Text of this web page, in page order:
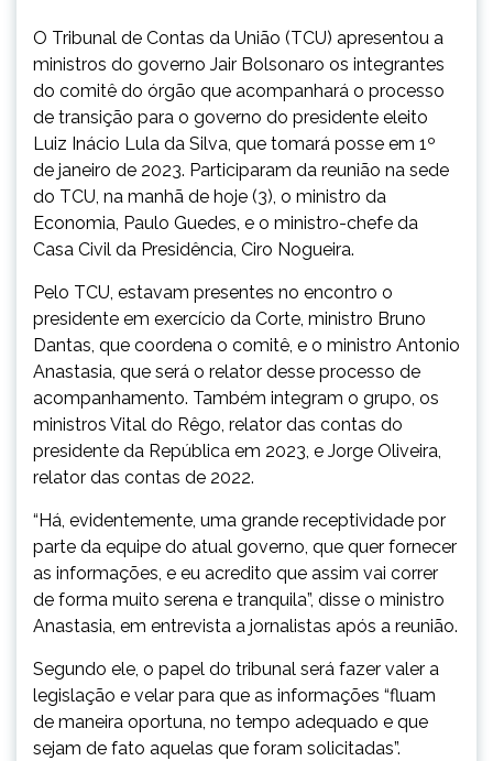
O Tribunal de Contas da União (TCU) apresentou a
ministros do governo Jair Bolsonaro os integrantes
do comitê do órgão que acompanhará o processo
de transição para o governo do presidente eleito
Luiz Inácio Lula da Silva, que tomará posse em 1º
de janeiro de 2023. Participaram da reunião na sede
do TCU, na manhã de hoje (3), o ministro da
Economia, Paulo Guedes, e o ministro-chefe da
Casa Civil da Presidência, Ciro Nogueira.
Pelo TCU, estavam presentes no encontro o
presidente em exercício da Corte, ministro Bruno
Dantas, que coordena o comitê, e o ministro Antonio
Anastasia, que será o relator desse processo de
acompanhamento. Também integram o grupo, os
ministros Vital do Rêgo, relator das contas do
presidente da República em 2023, e Jorge Oliveira,
relator das contas de 2022.
“Há, evidentemente, uma grande receptividade por
parte da equipe do atual governo, que quer fornecer
as informações, e eu acredito que assim vai correr
de forma muito serena e tranquila”, disse o ministro
Anastasia, em entrevista a jornalistas após a reunião.
Segundo ele, o papel do tribunal será fazer valer a
legislação e velar para que as informações “fluam
de maneira oportuna, no tempo adequado e que
sejam de fato aquelas que foram solicitadas”.